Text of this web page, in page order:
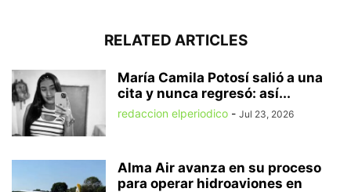
RELATED ARTICLES
María Camila Potosí salió a una
cita y nunca regresó: así...
redaccion elperiodico - Jul 23, 2026
Alma Air avanza en su proceso
para operar hidroaviones en